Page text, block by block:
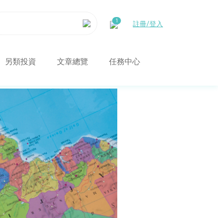
註冊/登入
另類投資 文章總覽 任務中心